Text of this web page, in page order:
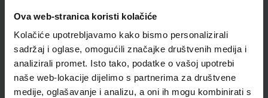
Ova web-stranica koristi kolačiće
Kolačiće upotrebljavamo kako bismo personalizirali
sadržaj i oglase, omogućili značajke društvenih medija i
analizirali promet. Isto tako, podatke o vašoj upotrebi
naše web-lokacije dijelimo s partnerima za društvene
medije, oglašavanje i analizu, a oni ih mogu kombinirati s
ŠIFRA OMOTA: 500167
Udžbenik Omot
OTKRIVAMO MATEMATIKU 3; listići za dodatnu nastavu iz
matematike za treći razred osnovne škole